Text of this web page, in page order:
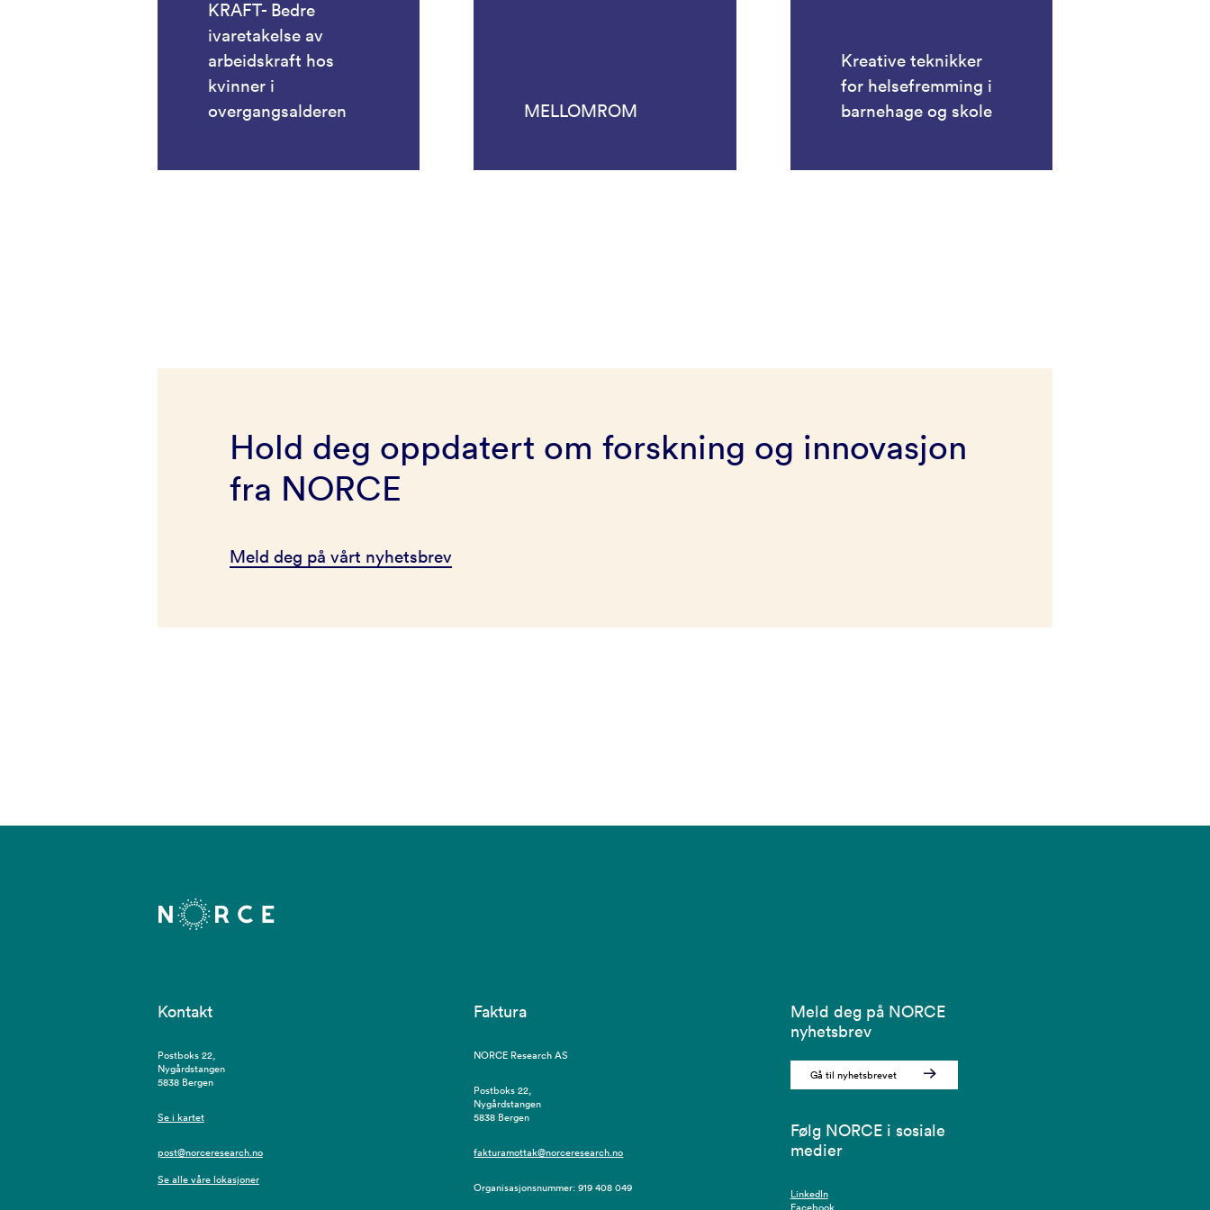
KRAFT- Bedre
ivaretakelse av
arbeidskraft hos
kvinner i
overgangsalderen
MELLOMROM
Kreative teknikker
for helsefremming i
barnehage og skole
Hold deg oppdatert om forskning og innovasjon
fra NORCE
Meld deg på vårt nyhetsbrev
Kontakt
Postboks 22,
Nygårdstangen
5838 Bergen
Se i kartet
post@norceresearch.no
Se alle våre lokasjoner
Faktura
NORCE Research AS
Postboks 22,
Nygårdstangen
5838 Bergen
fakturamottak@norceresearch.no
Organisasjonsnummer: 919 408 049
Meld deg på NORCE
nyhetsbrev
Gå til nyhetsbrevet
Følg NORCE i sosiale
medier
LinkedIn